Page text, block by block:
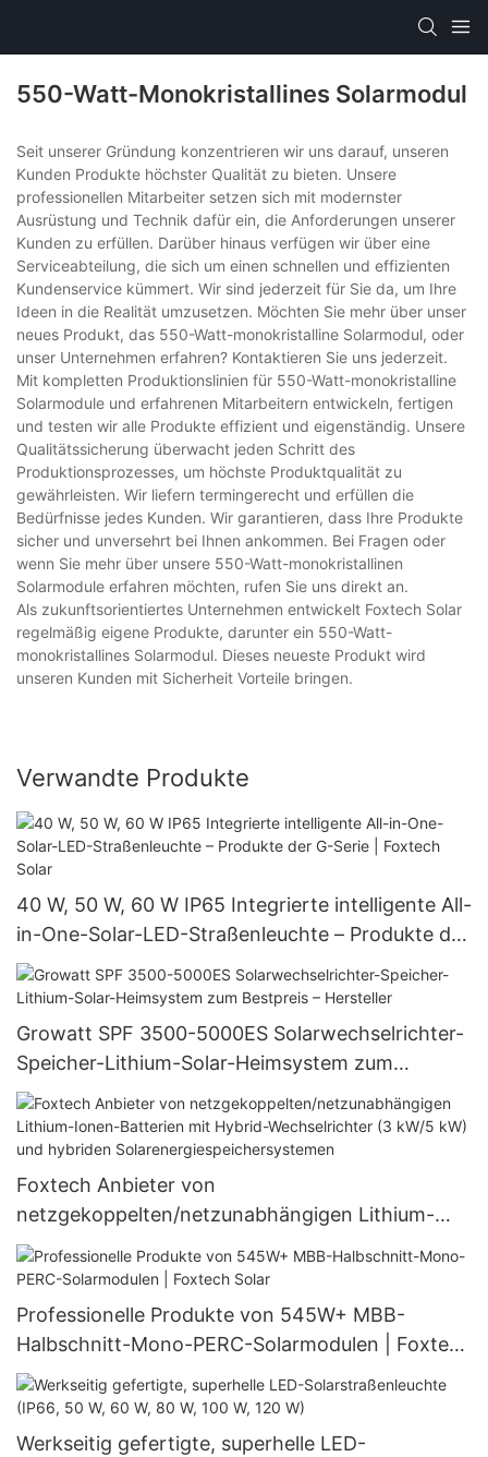
550-Watt-Monokristallines Solarmodul
Seit unserer Gründung konzentrieren wir uns darauf, unseren
Kunden Produkte höchster Qualität zu bieten. Unsere
professionellen Mitarbeiter setzen sich mit modernster
Ausrüstung und Technik dafür ein, die Anforderungen unserer
Kunden zu erfüllen. Darüber hinaus verfügen wir über eine
Serviceabteilung, die sich um einen schnellen und effizienten
Kundenservice kümmert. Wir sind jederzeit für Sie da, um Ihre
Ideen in die Realität umzusetzen. Möchten Sie mehr über unser
neues Produkt, das 550-Watt-monokristalline Solarmodul, oder
unser Unternehmen erfahren? Kontaktieren Sie uns jederzeit.
Mit kompletten Produktionslinien für 550-Watt-monokristalline
Solarmodule und erfahrenen Mitarbeitern entwickeln, fertigen
und testen wir alle Produkte effizient und eigenständig. Unsere
Qualitätssicherung überwacht jeden Schritt des
Produktionsprozesses, um höchste Produktqualität zu
gewährleisten. Wir liefern termingerecht und erfüllen die
Bedürfnisse jedes Kunden. Wir garantieren, dass Ihre Produkte
sicher und unversehrt bei Ihnen ankommen. Bei Fragen oder
wenn Sie mehr über unsere 550-Watt-monokristallinen
Solarmodule erfahren möchten, rufen Sie uns direkt an.
Als zukunftsorientiertes Unternehmen entwickelt Foxtech Solar
regelmäßig eigene Produkte, darunter ein 550-Watt-
monokristallines Solarmodul. Dieses neueste Produkt wird
unseren Kunden mit Sicherheit Vorteile bringen.
Verwandte Produkte
40 W, 50 W, 60 W IP65 Integrierte intelligente All-
in-One-Solar-LED-Straßenleuchte – Produkte der
G-Serie | Foxtech Solar
Growatt SPF 3500-5000ES Solarwechselrichter-
Speicher-Lithium-Solar-Heimsystem zum
Bestpreis – Hersteller
Foxtech Anbieter von
netzgekoppelten/netzunabhängigen Lithium-
Ionen-Batterien mit Hybrid-Wechselrichter (3
kW/5 kW) und hybriden
Solarenergiespeichersystemen
Professionelle Produkte von 545W+ MBB-
Halbschnitt-Mono-PERC-Solarmodulen | Foxtech
Solar
Werkseitig gefertigte, superhelle LED-